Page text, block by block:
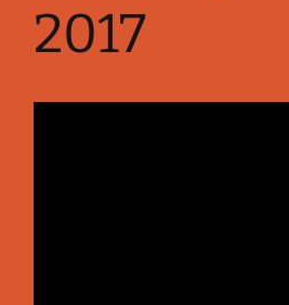
2017